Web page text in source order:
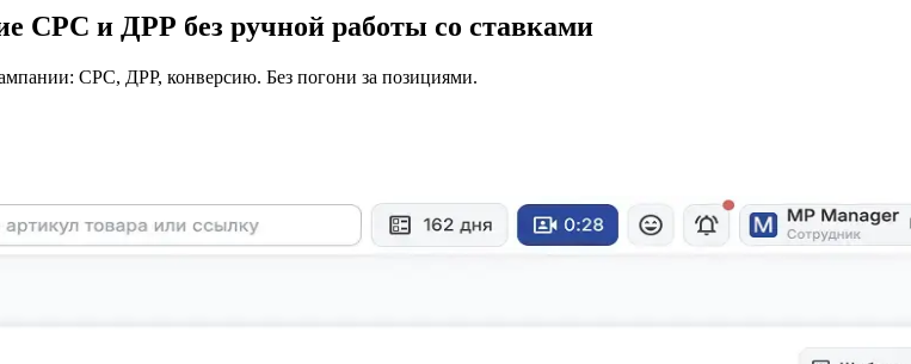
CPC и ДРР без ручной работы со ставками
CPC, ДРР, конверсию. Без погони за позициями.